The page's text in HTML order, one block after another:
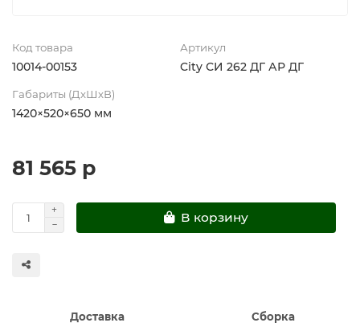
Код товара
10014-00153
Артикул
City СИ 262 ДГ АР ДГ
Габариты (ДхШхВ)
1420×520×650 мм
81 565 р
В корзину
Доставка
Сборка